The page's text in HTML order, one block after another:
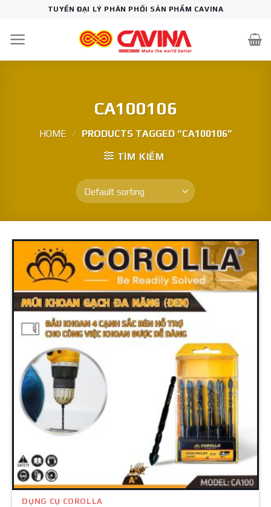
content
TUYỂN ĐẠI LÝ PHÂN PHỐI SẢN PHẨM CAVINA
CA100106
HOME / PRODUCTS TAGGED “CA100106”
TÌM KIẾM
DỤNG CỤ COROLLA